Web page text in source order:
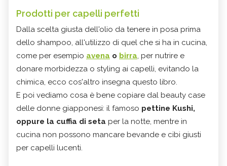
Prodotti per capelli perfetti
Dalla scelta giusta dell'olio da tenere in posa prima
dello shampoo, all'utilizzo di quel che si ha in cucina,
come per esempio avena o birra, per nutrire e
donare morbidezza o styling ai capelli, evitando la
chimica, ecco cos'altro insegna questo libro.
E poi vediamo cosa è bene copiare dal beauty case
delle donne giapponesi: il famoso pettine Kushi,
oppure la cuffia di seta per la notte, mentre in
cucina non possono mancare bevande e cibi giusti
per capelli lucenti.